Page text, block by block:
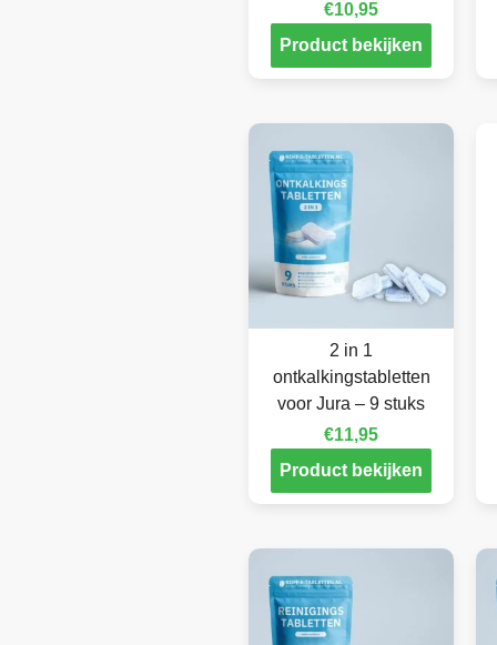
€10,95
Product bekijken
2 in 1
ontkalkingstabletten
voor Jura – 9 stuks
€11,95
Product bekijken